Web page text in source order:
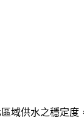
域供水之穩定